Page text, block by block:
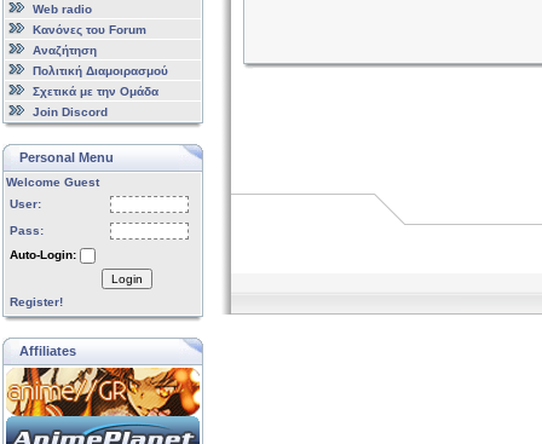
Web radio
Κανόνες του Forum
Αναζήτηση
Πολιτική Διαμοιρασμού
Σχετικά με την Ομάδα
Join Discord
Personal Menu
Welcome Guest
User:
Pass:
Auto-Login:
Login
Register!
Affiliates